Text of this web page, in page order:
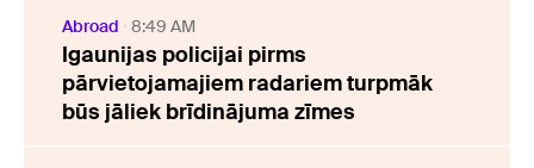
Abroad 8:49 AM
Igaunijas policijai pirms
pārvietojamajiem radariem turpmāk
būs jāliek brīdinājuma zīmes